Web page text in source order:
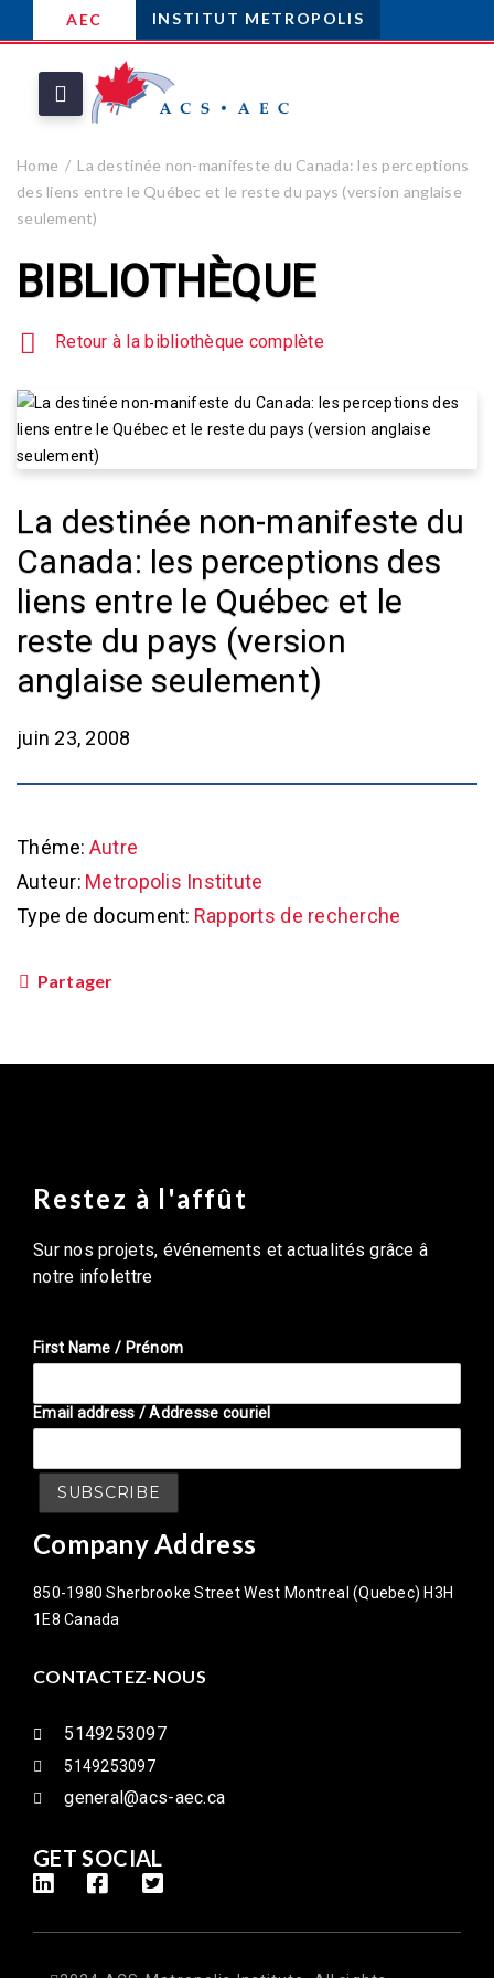
AEC INSTITUT METROPOLIS
Home
La destinée non-manifeste du Canada: les perceptions
des liens entre le Québec et le reste du pays (version anglaise
seulement)
BIBLIOTHÈQUE
Retour à la bibliothèque complète
La destinée non-manifeste du
Canada: les perceptions des
liens entre le Québec et le
reste du pays (version
anglaise seulement)
juin 23, 2008
Théme: Autre
Auteur: Metropolis Institute
Type de document: Rapports de recherche
Partager
Restez à l'affût
Sur nos projets, événements et actualités grâce â
notre infolettre
First Name / Prénom
Email address / Addresse couriel
Company Address
850-1980 Sherbrooke Street West Montreal (Quebec) H3H
1E8 Canada
CONTACTEZ-NOUS
5149253097
5149253097
general@acs-aec.ca
GET SOCIAL